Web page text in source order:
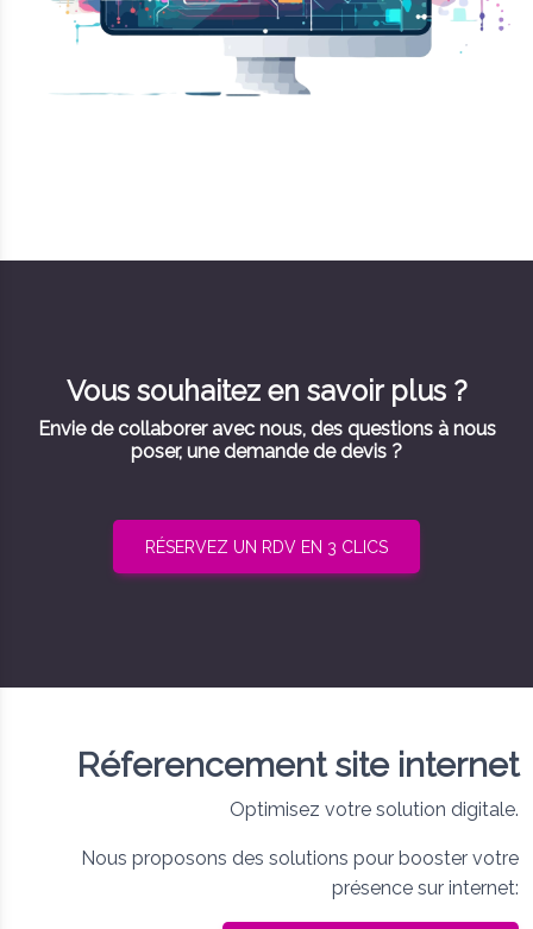
Vous souhaitez en savoir plus ?
Envie de collaborer avec nous, des questions à nous
poser, une demande de devis ?
RÉSERVEZ UN RDV EN 3 CLICS
Réferencement site internet
Optimisez votre solution digitale.
Nous proposons des solutions pour booster votre
présence sur internet: